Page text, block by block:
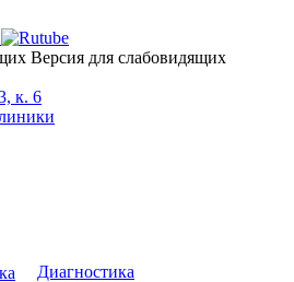
Версия для слабовидящих
к. 6
Диагностика